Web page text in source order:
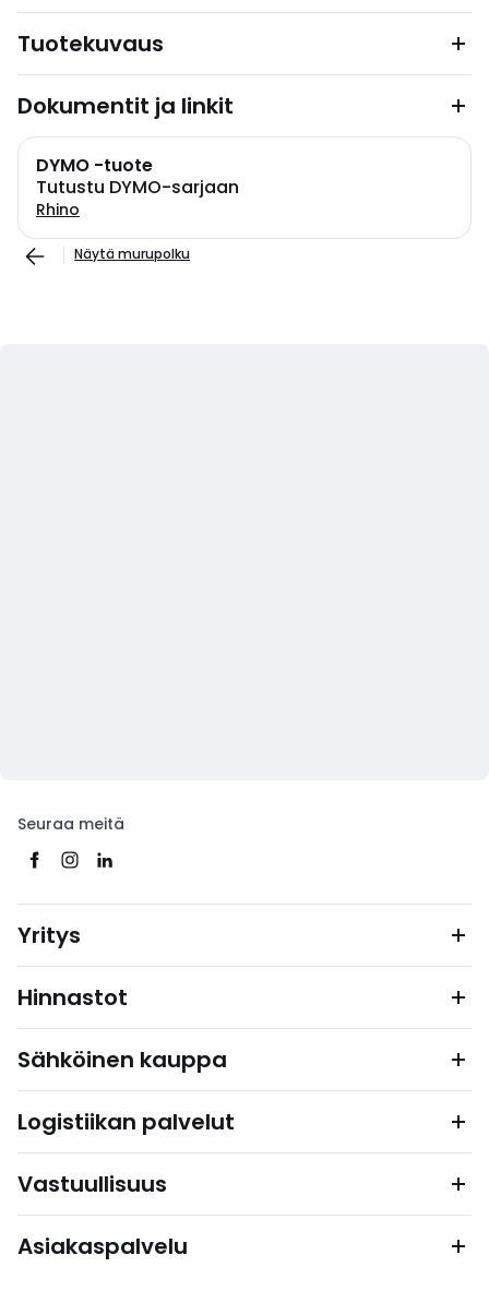
Tuotekuvaus
Dokumentit ja linkit
DYMO -tuote
Tutustu DYMO-sarjaan
Rhino
Näytä murupolku
Seuraa meitä
Yritys
Hinnastot
Sähköinen kauppa
Logistiikan palvelut
Vastuullisuus
Asiakaspalvelu